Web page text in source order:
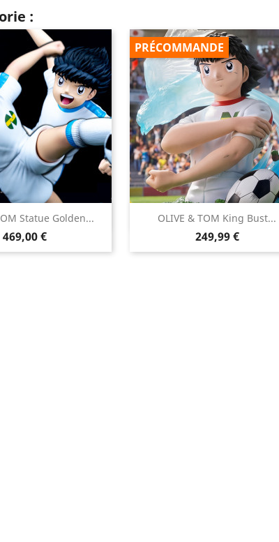
:
Statue Golden...
Prix
469,00 €
rapide OLIVE & TOM King Bust...
Prix
249,99 €
PRÉCOMMANDE
Aperçu rapide